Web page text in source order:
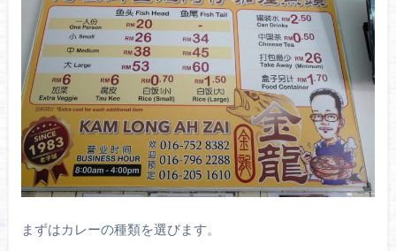
まずはカレーの種類を選びます。